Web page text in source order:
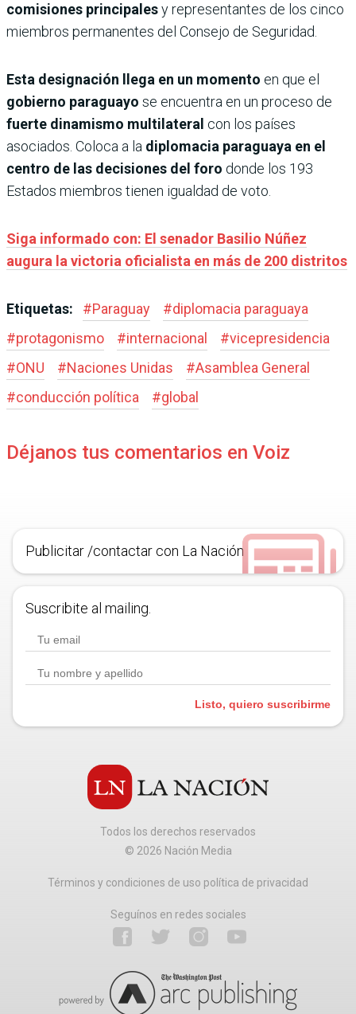
comisiones principalesy representantes de los cinco
miembros permanentes del Consejo de Seguridad.
Esta designación llega en un momento en que el
gobierno paraguayo se encuentra en un proceso de
fuerte dinamismo multilateral con los países
asociados. Coloca a la diplomacia paraguaya en el
centro de las decisiones del foro donde los 193
Estados miembros tienen igualdad de voto.
Siga informado con: El senador Basilio Núñez
augura la victoria oficialista en más de 200 distritos
Etiquetas: #Paraguay #diplomacia paraguaya
#protagonismo #internacional #vicepresidencia
#ONU #Naciones Unidas #Asamblea General
#conducción política #global
Déjanos tus comentarios en Voiz
Publicitar /contactar con La Nación
Suscribite al mailing.
Listo, quiero suscribirme
Todos los derechos reservados
© 2026 Nación Media
Términos y condiciones de uso política de privacidad
Seguínos en redes sociales